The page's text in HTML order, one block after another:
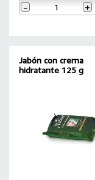
- +
Jabón con crema
hidratante 125 g